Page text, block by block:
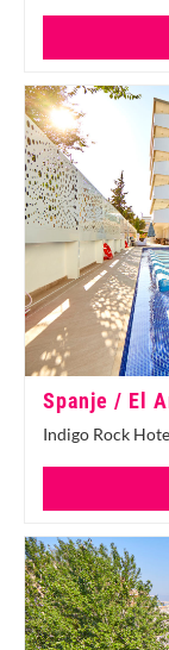
Spanje / El
Indigo Rock